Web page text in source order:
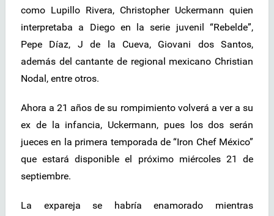
como Lupillo Rivera, Christopher Uckermann quien
interpretaba a Diego en la serie juvenil “Rebelde”,
Pepe Díaz, J de la Cueva, Giovani dos Santos,
además del cantante de regional mexicano Christian
Nodal, entre otros.
Ahora a 21 años de su rompimiento volverá a ver a su
ex de la infancia, Uckermann, pues los dos serán
jueces en la primera temporada de “Iron Chef México”
que estará disponible el próximo miércoles 21 de
septiembre.
La expareja se habría enamorado mientras